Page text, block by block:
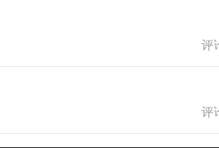
评
评